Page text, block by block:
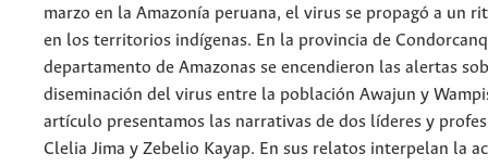
marzo en la Amazonía peruana, el virus se propagó a un
en los territorios indígenas. En la provincia de
departamento de Amazonas se encendieron las alertas
diseminación del virus entre la población Awajun y
artículo presentamos las narrativas de dos líderes y
Clelia Jima y Zebelio Kayap. En sus relatos interpelan la